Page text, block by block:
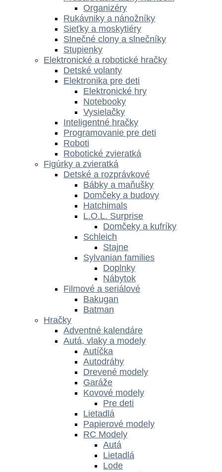
Organizéry
Rukávniky a nánožníky
Sieťky a moskytiéry
Slnečné clony a slnečníky
Stupienky
Elektronické a robotické hračky
Detské volanty
Elektronika pre deti
Elektronické hry
Notebooky
Vysielačky
Inteligentné hračky
Programovanie pre deti
Roboti
Robotické zvieratká
Figúrky a zvieratká
Detské a rozprávkové
Bábky a maňušky
Domčeky a budovy
Hatchimals
L.O.L. Surprise
Domčeky a kufríky
Schleich
Stajne
Sylvanian families
Doplnky
Nábytok
Filmové a seriálové
Bakugan
Batman
Hračky
Adventné kalendáre
Autá, vlaky a modely
Autíčka
Autodráhy
Drevené modely
Garáže
Kovové modely
Pre deti
Lietadlá
Papierové modely
RC Modely
Autá
Lietadlá
Lode